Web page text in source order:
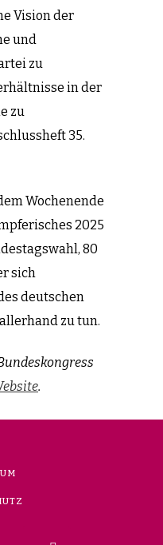
Vision der
und
zu
in der
zu
35.
Wochenende
2025
80
sich
deutschen
zu tun.
.